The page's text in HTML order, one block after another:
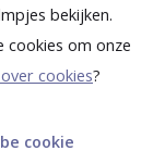
bekijken.
cookies om onze
cookies?
cookie
e
k
j